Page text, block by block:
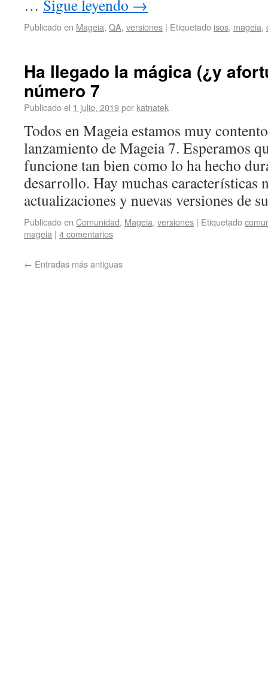
… Sigue leyendo →
Publicado en Mageia, QA, versiones | Etiquetado isos, mageia,
Ha llegado la mágica (¿y
número 7
Publicado el 1 julio, 2019por katnatek
Todos en Mageia estamos muy
lanzamiento de Mageia 7. Esperamos
funcione tan bien como lo ha hecho
desarrollo. Hay muchas características
actualizaciones y nuevas versiones de
Publicado en Comunidad, Mageia, versiones | Etiquetado
mageia | 4 comentarios
← Entradas más antiguas